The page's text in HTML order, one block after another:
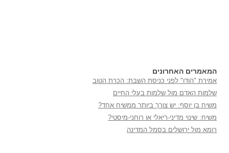
המאמרים האחרונים
אמירת "הודו" לפני כניסת השבת: הכרת הטוב
שלמות האדם מול שלמות בעלי החיים
משיח בן יוסף: יש צורך ביותר ממשיח אחד?
משיח: שינוי מדיני-ריאלי או רוחני-מיסטי?
רומא מול ירושלים בסמל המדינה